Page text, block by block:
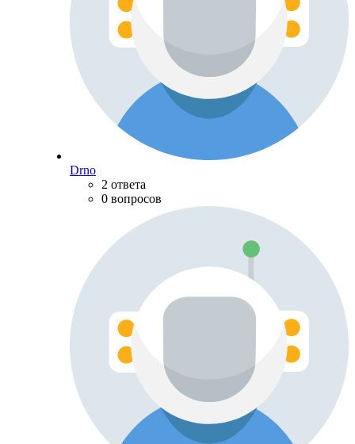
Drno
2 ответа
0 вопросов